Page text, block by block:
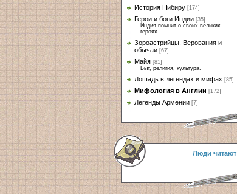
История Нибиру [174]
Герои и боги Индии [35]
Индия помнит о своих великих
героях
Зороастрийцы. Верования и
обычаи [67]
Майя [81]
Быт, религия, культура.
Лошадь в легендах и мифах [85]
Мифология в Англии [172]
Легенды Армении [7]
Люди читают